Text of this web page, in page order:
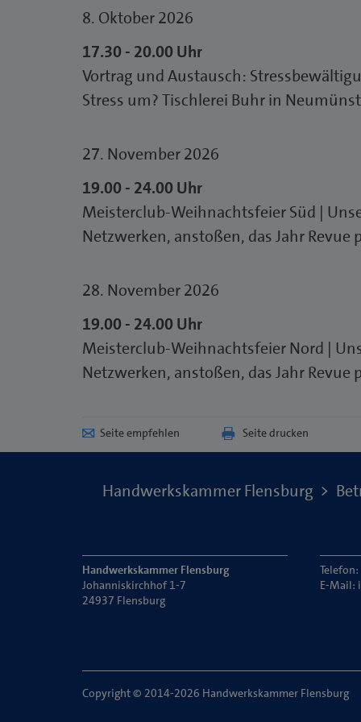
8. Oktober 2026
17.30 - 20.00 Uhr
Vortrag und Austausch:
Stress um? Tischlerei Buhr in
27. November 2026
19.00 - 24.00 Uhr
Meisterclub-Weihnachtsfeier Süd |
Netzwerken, anstoßen, das Jahr Revue
28. November 2026
19.00 - 24.00 Uhr
Meisterclub-Weihnachtsfeier Nord |
Netzwerken, anstoßen, das Jahr Revue
Seite empfehlen Seite drucken
Handwerkskammer Flensburg
Handwerkskammer Flensburg
Johanniskirchhof 1-7
24937 Flensburg
E-Mail:
Copyright © 2014-2026 Handwerkskammer Flensburg